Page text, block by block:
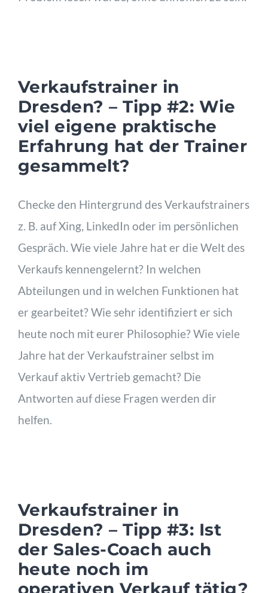
Verkaufstrainer in
Dresden? – Tipp #2: Wie
viel eigene praktische
Erfahrung hat der Trainer
gesammelt?
Checke den Hintergrund des Verkaufstrainers
z. B. auf Xing, LinkedIn oder im persönlichen
Gespräch. Wie viele Jahre hat er die Welt des
Verkaufs kennengelernt? In welchen
Abteilungen und in welchen Funktionen hat
er gearbeitet? Wie sehr identifiziert er sich
heute noch mit eurer Philosophie? Wie viele
Jahre hat der Verkaufstrainer selbst im
Verkauf aktiv Vertrieb gemacht? Die
Antworten auf diese Fragen werden dir
helfen.
Verkaufstrainer in
Dresden? – Tipp #3: Ist
der Sales-Coach auch
heute noch im